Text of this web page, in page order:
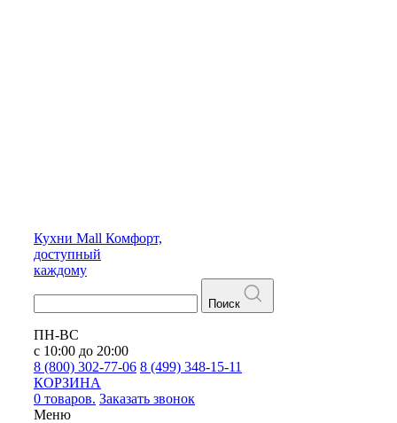
Кухни Mall Комфорт,
доступный
каждому
Поиск
ПН-ВС
с 10:00 до 20:00
8 (800) 302-77-06 8 (499) 348-15-11
КОРЗИНА
0 товаров. Заказать звонок
Меню